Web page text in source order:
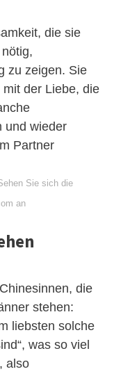
die sie
zu zeigen. Sie
der Liebe, die
und wieder
Partner
Sie sich die
an
die
stehen:
liebsten solche
was so viel
also